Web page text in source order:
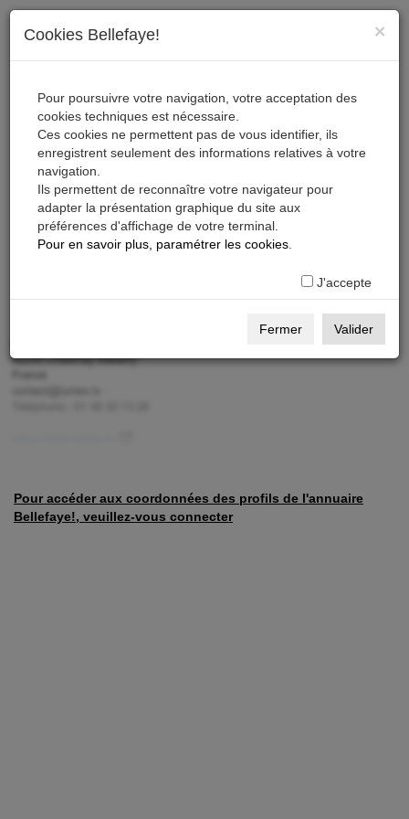
Ma page professionnelle
CONNEXION
Accueil
FRANCE MEDIA GROUPE
Pour accéder aux coordonnées des profils de l'annuaire
Bellefaye!, veuillez-vous connecter
×
Cookies Bellefaye!
Pour poursuivre votre navigation, votre acceptation des
cookies techniques est nécessaire.
Ces cookies ne permettent pas de vous identifier, ils
enregistrent seulement des informations relatives à votre
navigation.
Ils permettent de reconnaître votre navigateur pour
adapter la présentation graphique du site aux
préférences d'affichage de votre terminal.
Pour en savoir plus, paramétrer les cookies
J'accepte
Fermer Valider